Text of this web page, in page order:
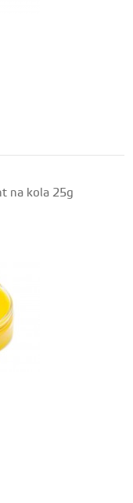
na kola 25g